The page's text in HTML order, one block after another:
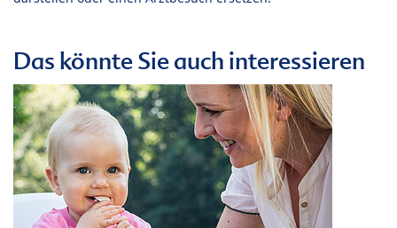
Das könnte Sie auch interessieren